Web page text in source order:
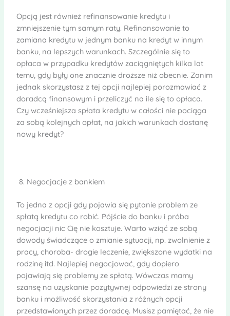
Opcją jest również refinansowanie kredytu i
zmniejszenie tym samym raty. Refinansowanie to
zamiana kredytu w jednym banku na kredyt w innym
banku, na lepszych warunkach. Szczególnie się to
opłaca w przypadku kredytów zaciągniętych kilka lat
temu, gdy były one znacznie droższe niż obecnie. Zanim
jednak skorzystasz z tej opcji najlepiej porozmawiać z
doradcą finansowym i przeliczyć na ile się to opłaca.
Czy wcześniejsza spłata kredytu w całości nie pociąga
za sobą kolejnych opłat, na jakich warunkach dostanę
nowy kredyt?
Negocjacje z bankiem
To jedna z opcji gdy pojawia się pytanie problem ze
spłatą kredytu co robić. Pójście do banku i próba
negocjacji nic Cię nie kosztuje. Warto wziąć ze sobą
dowody świadczące o zmianie sytuacji, np. zwolnienie z
pracy, choroba- drogie leczenie, zwiększone wydatki na
rodzinę itd. Najlepiej negocjować, gdy dopiero
pojawiają się problemy ze spłatą. Wówczas mamy
szansę na uzyskanie pozytywnej odpowiedzi ze strony
banku i możliwość skorzystania z różnych opcji
przedstawionych przez doradcę. Musisz pamiętać, że nie